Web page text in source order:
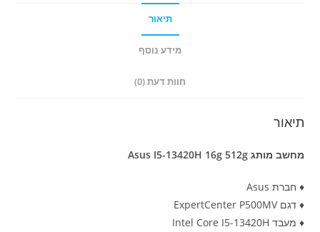
תיאור
מידע נוסף
חוות דעת (0)
תיאור
מחשב מותג Asus I5-13420H 16g 512g
♦ חברת Asus
♦ דגם ExpertCenter P500MV
♦ מעבד Intel Core I5-13420H